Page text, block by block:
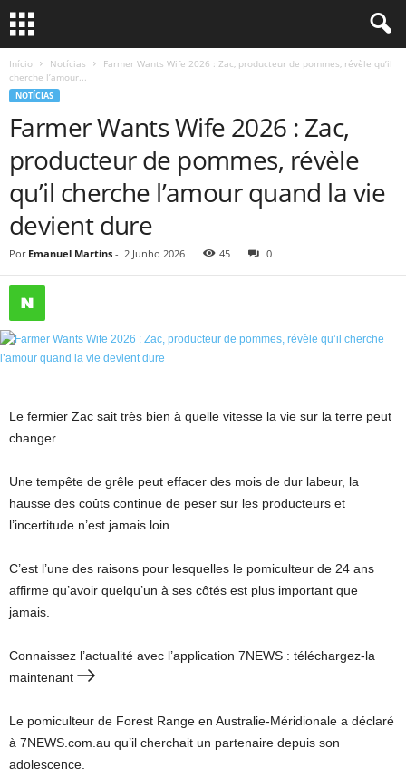
Início Notícias
Farmer Wants Wife 2026 : Zac, producteur de pommes, révèle qu’il
cherche l’amour...
NOTÍCIAS
Farmer Wants Wife 2026 : Zac,
producteur de pommes, révèle
qu’il cherche l’amour quand la vie
devient dure
Por Emanuel Martins - 2 Junho 2026 45 0
Le fermier Zac sait très bien à quelle vitesse la vie sur la terre peut
changer.
Une tempête de grêle peut effacer des mois de dur labeur, la
hausse des coûts continue de peser sur les producteurs et
l’incertitude n’est jamais loin.
C’est l’une des raisons pour lesquelles le pomiculteur de 24 ans
affirme qu’avoir quelqu’un à ses côtés est plus important que
jamais.
Connaissez l’actualité avec l’application 7NEWS : téléchargez-la
maintenant
Le pomiculteur de Forest Range en Australie-Méridionale a déclaré
à 7NEWS.com.au qu’il cherchait un partenaire depuis son
adolescence.